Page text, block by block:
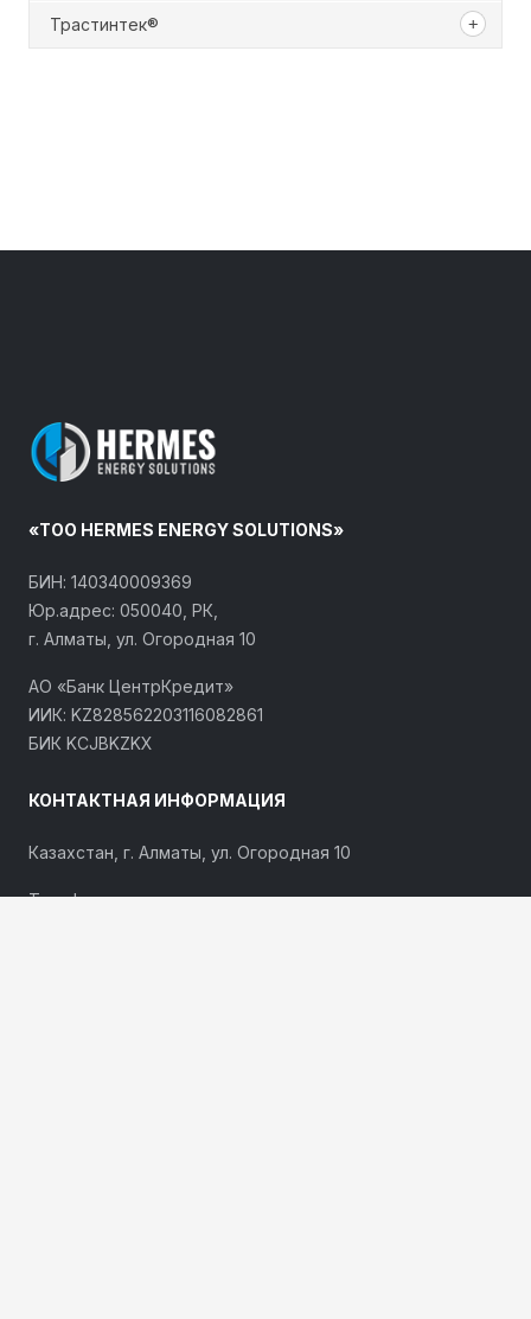
Трастинтек®
«ТОО HERMES ENERGY SOLUTIONS»
БИН: 140340009369
Юр.адрес: 050040, РК,
г. Алматы, ул. Огородная 10
АО «Банк ЦентрКредит»
ИИК: KZ828562203116082861
БИК KCJBKZKX
КОНТАКТНАЯ ИНФОРМАЦИЯ
Казахстан, г. Алматы, ул. Огородная 10
Телефоны: